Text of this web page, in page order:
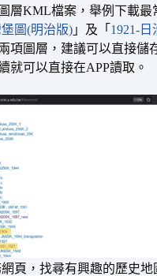
層KML檔案，舉例下載最
圖(明治版) 」及「 1921-
項圖層，建議可以直接儲
就可以直接在APP讀取。
頁，找尋有興趣的歷史地